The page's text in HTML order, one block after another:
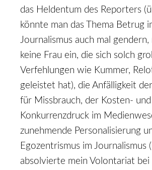
das Heldentum des Reporters
könnte man das Thema Betrug
Journalismus auch mal
keine Frau ein, die sich solch
Verfehlungen wie Kummer,
geleistet hat), die Anfälligkeit
für Missbrauch, der Kosten- und
Konkurrenzdruck im
zunehmende Personalisierung
Egozentrismus im Journalismus
absolvierte mein Volontariat bei